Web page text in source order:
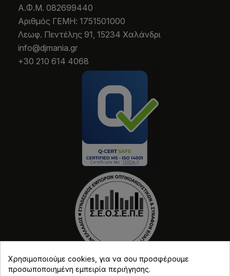
Α.Φ.Μ. 082699440
Aριθμός ΓΕΜΗ: 1751501000
Λεωφ. Πεντέλης 91, 15234 Χαλάνδρι
info@djmania.gr
+30 210 614 4068
Χρησιμοποιούμε cookies, για να σου προσφέρουμε
προσωποποιημένη εμπειρία περιήγησης.